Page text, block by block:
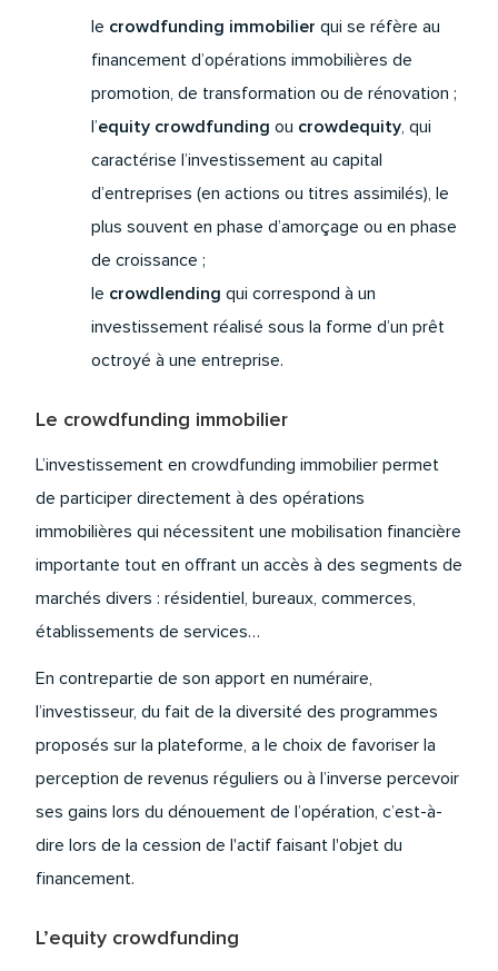
le crowdfunding immobilier qui se réfère au
financement d’opérations immobilières de
promotion, de transformation ou de rénovation ;
l’equity crowdfunding ou crowdequity, qui
caractérise l’investissement au capital
d’entreprises (en actions ou titres assimilés), le
plus souvent en phase d’amorçage ou en phase
de croissance ;
le crowdlending qui correspond à un
investissement réalisé sous la forme d’un prêt
octroyé à une entreprise.
Le crowdfunding immobilier
L’investissement en crowdfunding immobilier permet
de participer directement à des opérations
immobilières qui nécessitent une mobilisation financière
importante tout en offrant un accès à des segments de
marchés divers : résidentiel, bureaux, commerces,
établissements de services…
En contrepartie de son apport en numéraire,
l’investisseur, du fait de la diversité des programmes
proposés sur la plateforme, a le choix de favoriser la
perception de revenus réguliers ou à l’inverse percevoir
ses gains lors du dénouement de l’opération, c’est-à-
dire lors de la cession de l'actif faisant l'objet du
financement.
L’equity crowdfunding